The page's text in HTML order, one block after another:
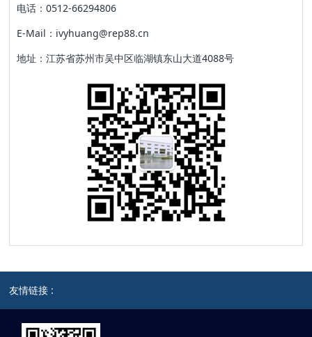
电话：0512-66294806
E-Mail：ivyhuang@rep88.cn
地址：江苏省苏州市吴中区临湖镇东山大道4088号
友情链接 :